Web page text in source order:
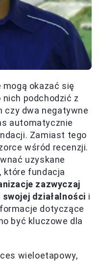
okazać się
nich podchodzić z
czy dwa negatywne
automatycznie
Zamiast tego
wśród recenzji.
uzyskane
które fundacja
zazwyczaj
działalności i
dotyczące
być kluczowe dla
wieloetapowy,